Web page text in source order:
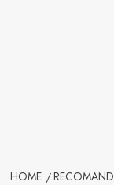
HOME